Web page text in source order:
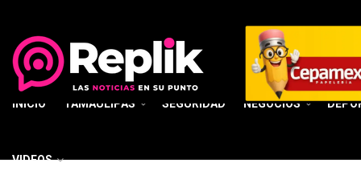
INICIO TAMAULIPAS SEGURIDAD NEGOCIOS
VIDEOS